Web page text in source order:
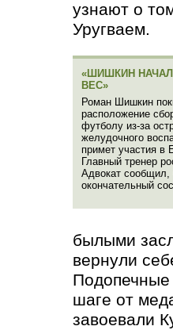
узнают о
Уругваем.
«ШИШКИН
ВЕС»
Роман Шишкин
расположение
футболу из-за
желудочного
примет участия в
Главный тренер
Адвокат сообщил,
окончательный
былыми
вернули
Подопечные
шаге от
завоевали